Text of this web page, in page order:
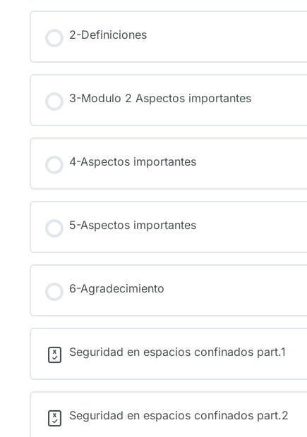
2-Definiciones
3-Modulo 2 Aspectos importantes
4-Aspectos importantes
5-Aspectos importantes
6-Agradecimiento
Seguridad en espacios confinados part.1
Seguridad en espacios confinados part.2